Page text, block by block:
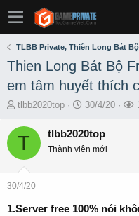
TLBB Private, Thiên Long Bát
Thien Long Bát Bộ
em tâm huyết thích
T
r
s
a
tlbb2020top
S
a
t
e
30/4/20
T tlbb2020top
Thành viên mới
30/4/20
1.Server free 100% nói